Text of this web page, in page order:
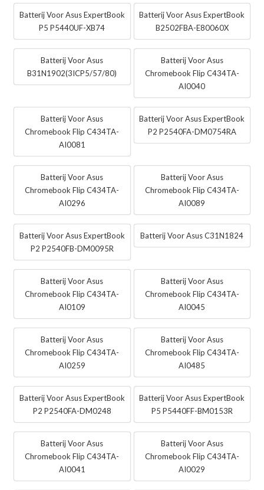
Batterij Voor Asus ExpertBook
P5 P5440UF-XB74
Batterij Voor Asus ExpertBook
B2502FBA-E80060X
Batterij Voor Asus
B31N1902(3ICP5/57/80)
Batterij Voor Asus
Chromebook Flip C434TA-
AI0040
Batterij Voor Asus
Chromebook Flip C434TA-
AI0081
Batterij Voor Asus ExpertBook
P2 P2540FA-DM0754RA
Batterij Voor Asus
Chromebook Flip C434TA-
AI0296
Batterij Voor Asus
Chromebook Flip C434TA-
AI0089
Batterij Voor Asus ExpertBook
P2 P2540FB-DM0095R
Batterij Voor Asus C31N1824
Batterij Voor Asus
Chromebook Flip C434TA-
AI0109
Batterij Voor Asus
Chromebook Flip C434TA-
AI0045
Batterij Voor Asus
Chromebook Flip C434TA-
AI0259
Batterij Voor Asus
Chromebook Flip C434TA-
AI0485
Batterij Voor Asus ExpertBook
P2 P2540FA-DM0248
Batterij Voor Asus ExpertBook
P5 P5440FF-BM0153R
Batterij Voor Asus
Chromebook Flip C434TA-
AI0041
Batterij Voor Asus
Chromebook Flip C434TA-
AI0029